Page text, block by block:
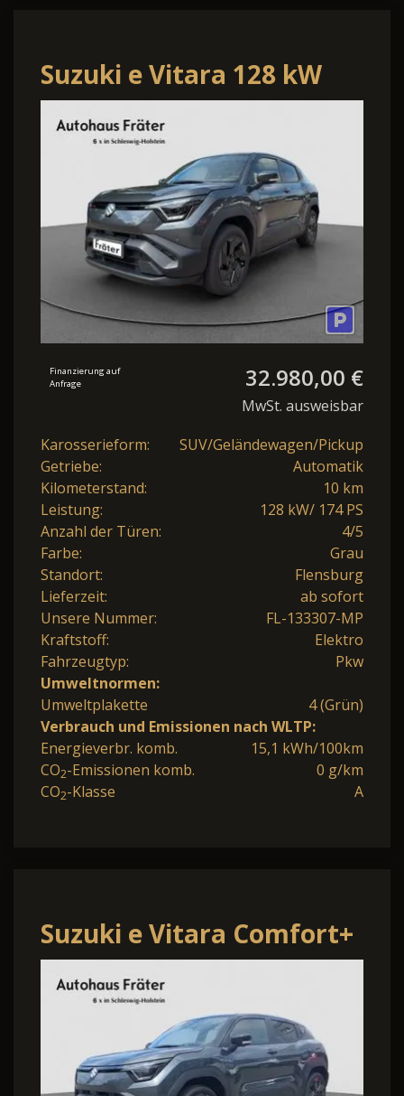
Suzuki e Vitara 128 kW
eAxle Comfort
Finanzierung auf
Anfrage
32.980,00 €
MwSt. ausweisbar
Karosserieform:
SUV/Geländewagen/Pickup
Getriebe:
Automatik
Kilometerstand:
10 km
Leistung:
128 kW/ 174 PS
Anzahl der Türen:
4/5
Farbe:
Grau
Standort:
Flensburg
Lieferzeit:
ab sofort
Unsere Nummer:
FL-133307-MP
Kraftstoff:
Elektro
Fahrzeugtyp:
Pkw
Umweltnormen:
Umweltplakette
4 (Grün)
Verbrauch und Emissionen nach WLTP:
Energieverbr. komb.
15,1 kWh/100km
CO2-Emissionen komb.
0 g/km
CO2-Klasse A
Suzuki e Vitara Comfort+
Lenkradheizung Navi
Glasdach